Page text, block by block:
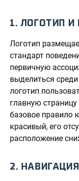
1. ЛОГОТИП
Логотип
стандарт
первичную
выделиться
логотип
главную
базовое правило
красивый, его
расположение
2. НАВИГАЦИЯ